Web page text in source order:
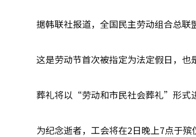
据韩联社报道，全国民主劳动组合总联
这是劳动节首次被指定为法定假日，也
葬礼将以“劳动和市民社会葬礼”形式
为纪念逝者，工会将在2日晚上7点于殡